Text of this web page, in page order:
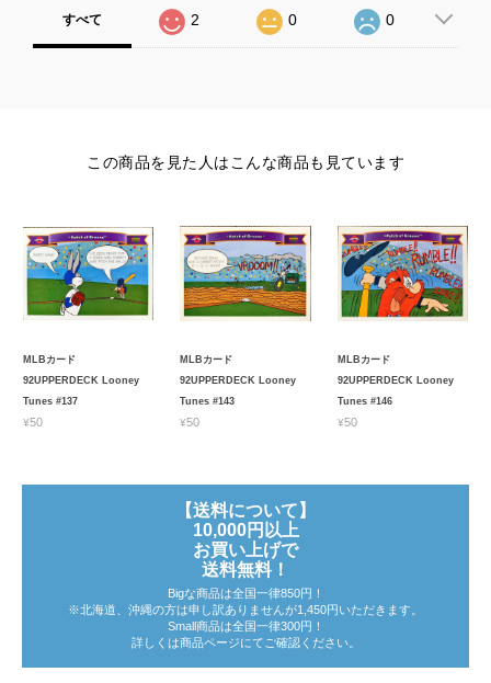
すべて 2 0 0
この商品を見た人はこんな商品も見ています
MLBカード
92UPPERDECK Looney
Tunes #137
¥50
MLBカード
92UPPERDECK Looney
Tunes #143
¥50
MLBカード
92UPPERDECK Looney
Tunes #146
¥50
【送料について】
10,000円以上
お買い上げで
送料無料！
Bigな商品は全国一律850円！
※北海道、沖縄の方は申し訳ありませんが1,450円いただきます。
Small商品は全国一律300円！
詳しくは商品ページにてご確認ください。